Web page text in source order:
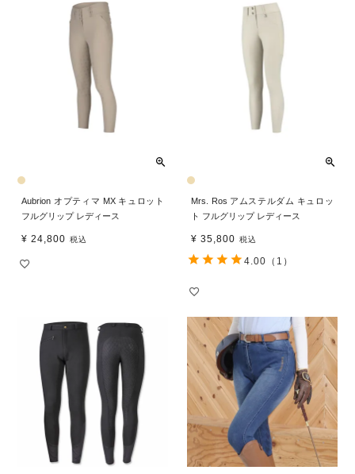
Aubrion オプティマ MX キュロット
フルグリップ レディース
¥ 24,800 税込
Mrs. Ros アムステルダム キュロッ
ト フルグリップ レディース
¥ 35,800 税込
4.00 （1）